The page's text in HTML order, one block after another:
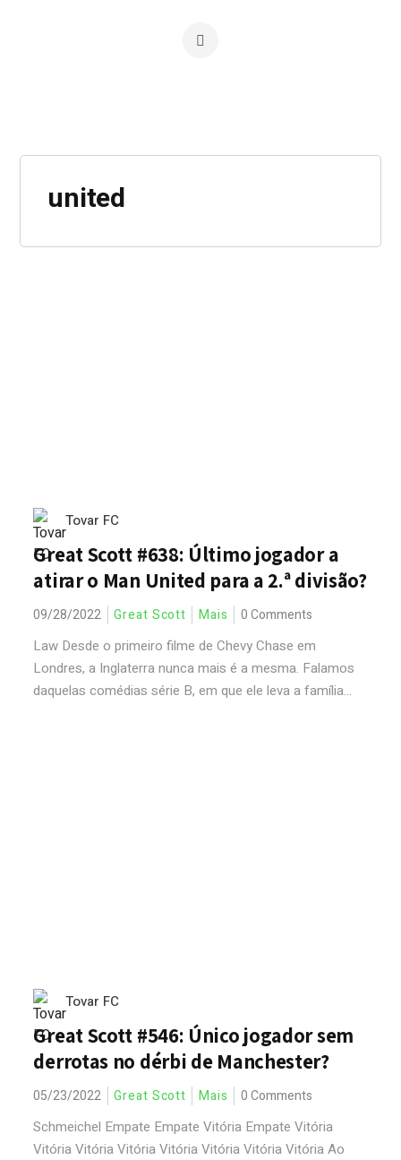
united
Tovar FC
Great Scott #638: Último jogador a
atirar o Man United para a 2.ª divisão?
09/28/2022 Great Scott Mais 0 Comments
Law Desde o primeiro filme de Chevy Chase em
Londres, a Inglaterra nunca mais é a mesma. Falamos
daquelas comédias série B, em que ele leva a família...
Tovar FC
Great Scott #546: Único jogador sem
derrotas no dérbi de Manchester?
05/23/2022 Great Scott Mais 0 Comments
Schmeichel Empate Empate Vitória Empate Vitória
Vitória Vitória Vitória Vitória Vitória Vitória Vitória Ao